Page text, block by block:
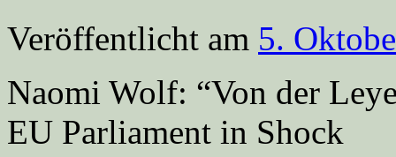
Veröffentlicht am 5.
Naomi Wolf: “Von der
EU Parliament in Shock